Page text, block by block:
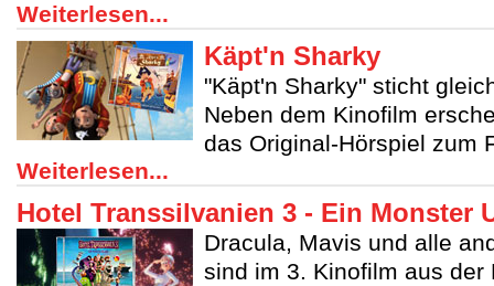
Weiterlesen...
Käpt'n Sharky
"Käpt'n Sharky" sticht
Neben dem Kinofilm
das Original-Hörspiel zum
Weiterlesen...
Hotel Transsilvanien 3 - Ein Monster
Dracula, Mavis und alle
sind im 3. Kinofilm aus der